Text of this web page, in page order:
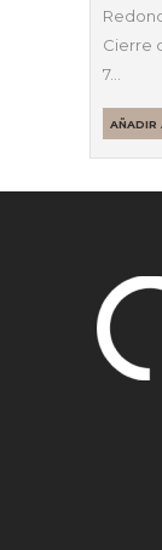
Cierre
7…
AÑADIR